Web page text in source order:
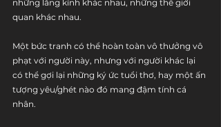
những lăng kính khác nhau, những thế giới
quan khác nhau.
Một bức tranh có thể hoàn toàn vô thưởng vô
phạt với người này, nhưng với người khác lại
có thể gợi lại những ký ức tuổi thơ, hay một ấn
tượng yêu/ghét nào đó mang đậm tính cá
nhân.